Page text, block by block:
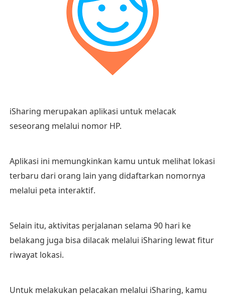
iSharing merupakan aplikasi untuk melacak
seseorang melalui nomor HP.
Aplikasi ini memungkinkan kamu untuk melihat lokasi
terbaru dari orang lain yang didaftarkan nomornya
melalui peta interaktif.
Selain itu, aktivitas perjalanan selama 90 hari ke
belakang juga bisa dilacak melalui iSharing lewat fitur
riwayat lokasi.
Untuk melakukan pelacakan melalui iSharing, kamu